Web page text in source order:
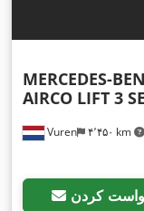
Vuren ۴٬۴۵۰ km
MERCEDES-
AIRCO LIFT 3
کردن